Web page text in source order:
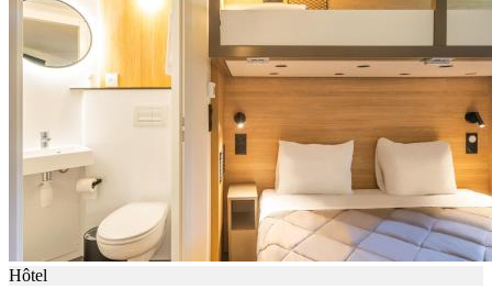
Hôtel